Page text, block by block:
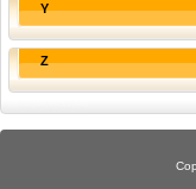
Y
Z